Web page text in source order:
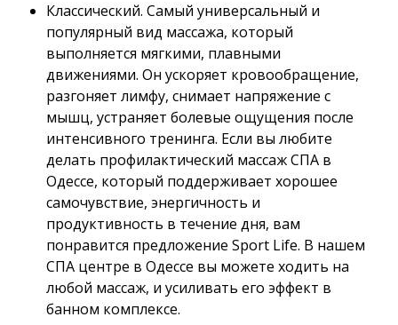
Классический. Самый универсальный и
популярный вид массажа, который
выполняется мягкими, плавными
движениями. Он ускоряет кровообращение,
разгоняет лимфу, снимает напряжение с
мышц, устраняет болевые ощущения после
интенсивного тренинга. Если вы любите
делать профилактический массаж СПА в
Одессе, который поддерживает хорошее
самочувствие, энергичность и
продуктивность в течение дня, вам
понравится предложение Sport Life. В нашем
СПА центре в Одессе вы можете ходить на
любой массаж, и усиливать его эффект в
банном комплексе.